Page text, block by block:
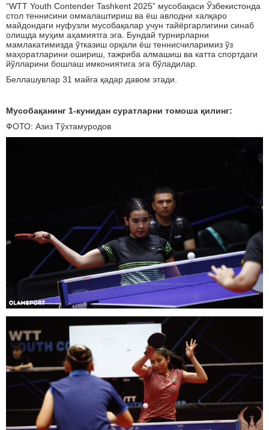
“WTT Youth Contender Tashkent 2025” мусобақаси Ўзбекистонда
стол теннисини оммалаштириш ва ёш авлодни халқаро
майдондаги нуфузли мусобақалар учун тайёргарлигини синаб
олишда муҳим аҳамиятга эга. Бундай турнирларни
мамлакатимизда ўтказиш орқали ёш теннисчиларимиз ўз
маҳоратларини ошириш, тажриба алмашиш ва катта спортдаги
йўлларини бошлаш имкониятига эга бўладилар.
Беллашувлар 31 майга қадар давом этади.
Мусобақанинг 1-кунидан суратларни томоша қилинг:
ФОТО: Азиз Тўхтамуродов